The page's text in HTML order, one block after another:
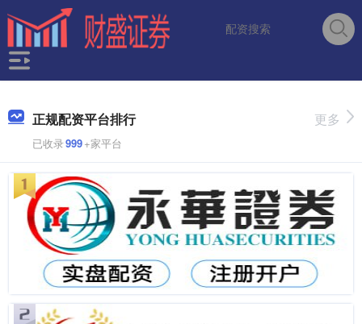
正规配资平台排行
已收录999+家平台
更多